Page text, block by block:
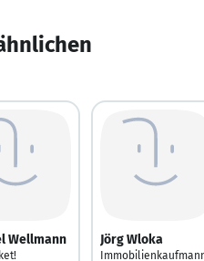
Wellmann Jörg Wloka